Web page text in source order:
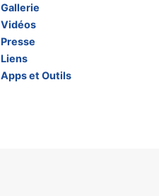
Gallerie
Vidéos
Presse
Liens
Apps et Outils